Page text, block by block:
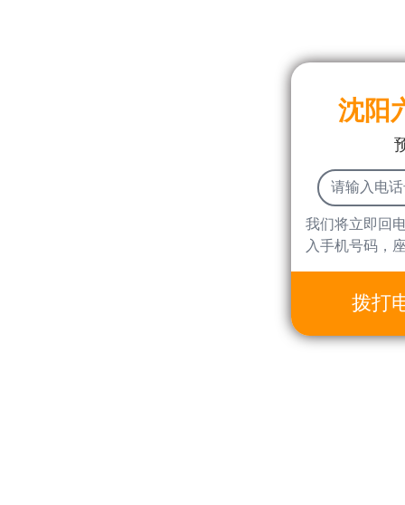
沈阳
我们将立即回
入手机号码，
拨打